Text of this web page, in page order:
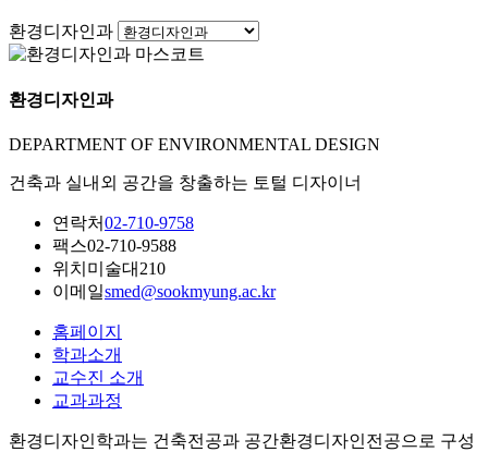
환경디자인과
환경디자인과
DEPARTMENT OF ENVIRONMENTAL DESIGN
건축과 실내외 공간을 창출하는 토털 디자이너
연락처02-710-9758
팩스02-710-9588
위치 미술대210
이메일smed@sookmyung.ac.kr
홈페이지
학과소개
교수진 소개
교과과정
환경디자인학과는 건축전공과 공간환경디자인전공으로 구성